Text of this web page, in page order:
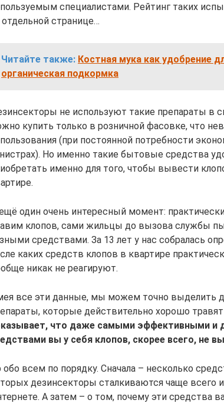
специалистами. Рейтинг таких
отдельной странице…
Читайте также: Костная мука как удобрение
органическая подкормка
не используют такие препараты в
купить только в розничной фасовке, что
(при постоянной потребности
Но именно такие бытовые средства
именно для того, чтобы вывести
один очень интересный момент:
клопов, сами жильцы до вызова службы
средствами. За 13 лет у нас собралась
каких средств клопов в квартире
никак не реагируют.
все эти данные, мы можем точно выделить
которые действительно хорошо
что даже самыми эффективными и
вы у себя клопов, скорее всего, не
обо всем по порядку. Сначала – несколько
дезинсекторы сталкиваются чаще всего
А затем – о том, почему эти средства